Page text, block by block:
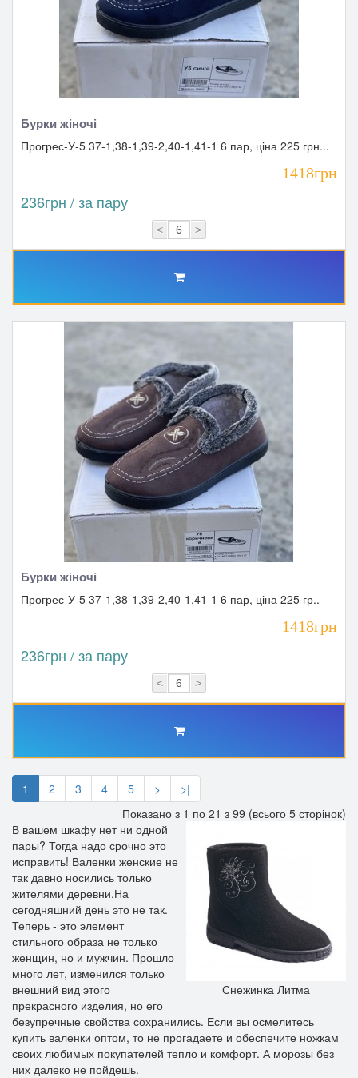
Бурки жіночі
Прогрес-У-5 37-1,38-1,39-2,40-1,41-1 6 пар, ціна 225 грн...
1418грн
236грн / за пару
< >
Бурки жіночі
Прогрес-У-5 37-1,38-1,39-2,40-1,41-1 6 пар, ціна 225 гр..
1418грн
236грн / за пару
< >
1 2 3 4 5 >
>|
Показано з 1 по 21 з 99 (всього 5 сторінок)
Снежинка Литма
В вашем шкафу нет ни одной
пары? Тогда надо срочно это
исправить! Валенки женские не
так давно носились только
жителями деревни.На
сегодняшний день это не так.
Теперь - это элемент
стильного образа не только
женщин, но и мужчин. Прошло
много лет, изменился только
внешний вид этого
прекрасного изделия, но его
безупречные свойства сохранились. Если вы осмелитесь
купить валенки оптом, то не прогадаете и обеспечите ножкам
своих любимых покупателей тепло и комфорт. А морозы без
них далеко не пойдешь.